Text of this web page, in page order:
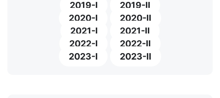
2019-I
2019-II
2020-I
2020-II
2021-I
2021-II
2022-I
2022-II
2023-I
2023-II